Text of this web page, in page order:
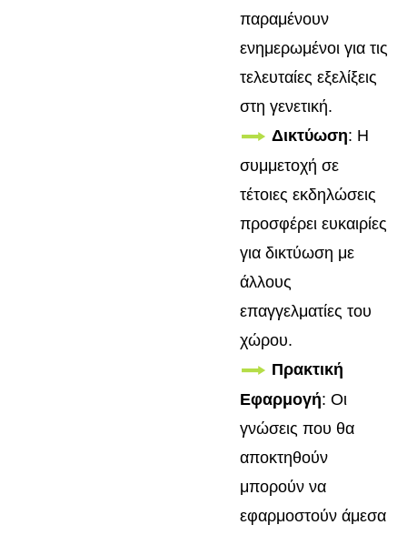
παραμένουν
ενημερωμένοι για τις
τελευταίες εξελίξεις
στη γενετική.
Δικτύωση: Η
συμμετοχή σε
τέτοιες εκδηλώσεις
προσφέρει ευκαιρίες
για δικτύωση με
άλλους
επαγγελματίες του
χώρου.
Πρακτική
Εφαρμογή: Οι
γνώσεις που θα
αποκτηθούν
μπορούν να
εφαρμοστούν άμεσα